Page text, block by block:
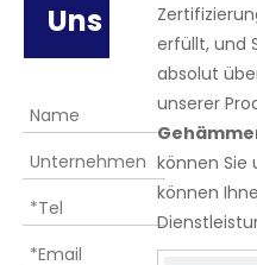
Uns
erfüllt, und
absolut
unserer
können Sie
können